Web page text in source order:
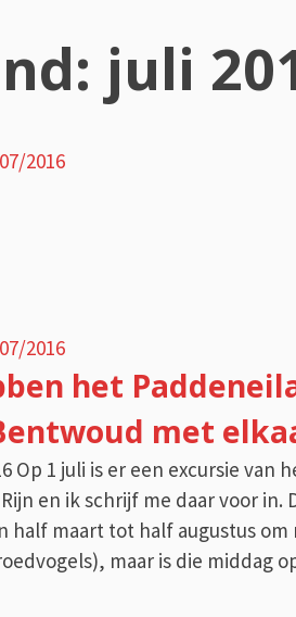
juli
2016
2016
het
met
Op 1 juli is er een excursie van
en ik schrijf me daar voor
half maart tot half augustus om
maar is die middag